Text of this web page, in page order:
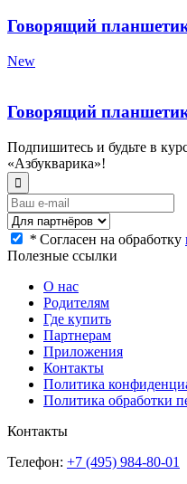
Говорящий
New
Говорящий
Подпишитесь и будьте в
«Азбукварика»!
* Согласен на обработку
Полезные ссылки
О нас
Родителям
Где купить
Партнерам
Приложения
Контакты
Политика
Политика обработки
Контакты
Телефон: +7 (495) 984-80-01